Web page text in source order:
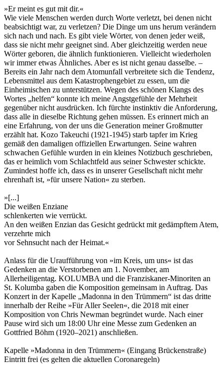
»Er meint es gut mit dir.«
Wie viele Menschen werden durch Worte verletzt, bei denen nicht
beabsichtigt war, zu verletzen? Die Dinge um uns herum verändern
sich nach und nach. Es gibt viele Wörter, von denen jeder weiß,
dass sie nicht mehr geeignet sind. Aber gleichzeitig werden neue
Wörter geboren, die ähnlich funktionieren. Vielleicht wiederholen
wir immer etwas Ähnliches. Aber es ist nicht genau dasselbe. –
Bereits ein Jahr nach dem Atomunfall verbreitete sich die Tendenz,
Lebensmittel aus dem Katastrophengebiet zu essen, um die
Einheimischen zu unterstützen. Wegen des schönen Klangs des
Wortes „helfen“ konnte ich meine Angstgefühle der Mehrheit
gegenüber nicht ausdrücken. Ich fürchte instinktiv die Anforderung,
dass alle in dieselbe Richtung gehen müssen. Es erinnert mich an
eine Erfahrung, von der uns die Generation meiner Großmutter
erzählt hat. Kozo Takeuchi (1921-1945) starb tapfer im Krieg
gemäß den damaligen offiziellen Erwartungen. Seine wahren
schwachen Gefühle wurden in ein kleines Notizbuch geschrieben,
das er heimlich vom Schlachtfeld aus seiner Schwester schickte.
Zumindest hoffe ich, dass es in unserer Gesellschaft nicht mehr
ehrenhaft ist, »für unsere Nation« zu sterben.
»[...]
Die weißen Enziane
schlenkerten wie verrückt.
An den weißen Enzian das Gesicht gedrückt mit gedämpftem Atem,
verzehrte mich
vor Sehnsucht nach der Heimat.«
Anlass für die Uraufführung von »im Kreis, um uns« ist das
Gedenken an die Verstorbenen am 1. November, am
Allerheiligentag. KOLUMBA und die Franziskaner-Minoriten an
St. Kolumba gaben die Komposition gemeinsam in Auftrag. Das
Konzert in der Kapelle „Madonna in den Trümmern“ ist das dritte
innerhalb der Reihe »Für Aller Seelen«, die 2018 mit einer
Komposition von Chris Newman begründet wurde. Nach einer
Pause wird sich um 18:00 Uhr eine Messe zum Gedenken an
Gottfried Böhm (1920–2021) anschließen.
Kapelle »Madonna in den Trümmern« (Eingang Brückenstraße)
Eintritt frei (es gelten die aktuellen Coronaregeln)